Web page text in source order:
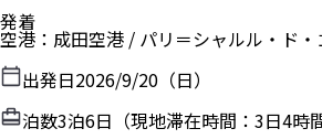
発着
空港 ： 成田空港 / パリ＝シャルル・ド
出発日2026/9/20（日）
泊数3泊6日（現地滞在時間： 3日4時